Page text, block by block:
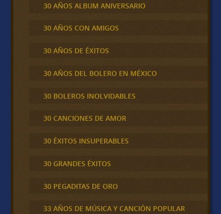
30 AÑOS ALBUM ANIVERSARIO
30 AÑOS CON AMIGOS
30 AÑOS DE ÉXITOS
30 AÑOS DEL BOLERO EN MÉXICO
30 BOLEROS INOLVIDABLES
30 CANCIONES DE AMOR
30 ÉXITOS INSUPERABLES
30 GRANDES ÉXITOS
30 PEGADITAS DE ORO
33 AÑOS DE MÚSICA Y CANCIÓN POPULAR